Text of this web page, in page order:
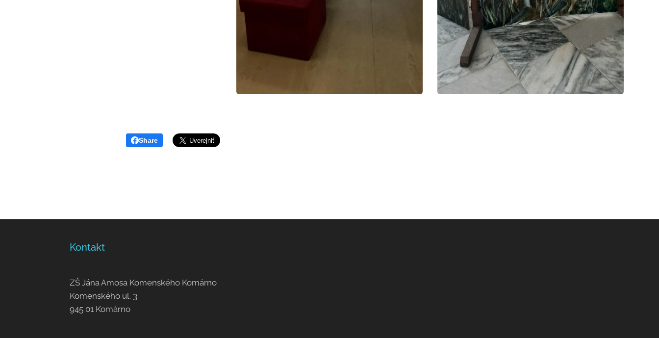
Share
Kontakt
ZŠ Jána Amosa Komenského Komárno
Komenského ul. 3
945 01 Komárno